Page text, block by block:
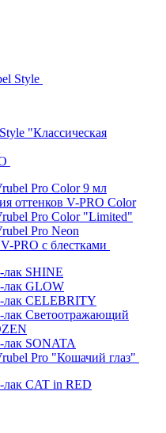
Style
"Классическая
Pro Color 9 мл
оттенков V-PRO Color
Pro Color "Limited"
Pro Neon
PRO c блестками
лак SHINE
лак GLOW
лак CELEBRITY
лак Светоотражающий
лак SONATA
Pro "Кошачий глаз"
лак CAT in RED